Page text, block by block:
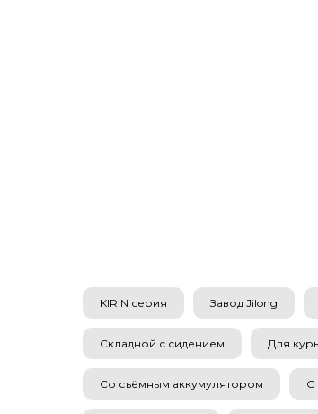
KIRIN серия Завод Jilong
Складной с сидением Для
Со съёмным аккумулятором С